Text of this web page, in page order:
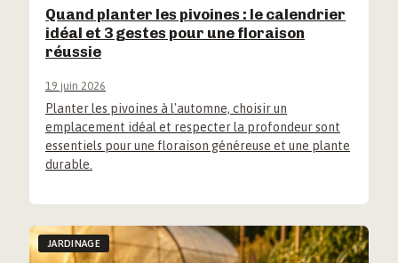
Quand planter les pivoines : le calendrier
idéal et 3 gestes pour une floraison
réussie
19 juin 2026
Planter les pivoines à l'automne, choisir un
emplacement idéal et respecter la profondeur sont
essentiels pour une floraison généreuse et une plante
durable.
JARDINAGE